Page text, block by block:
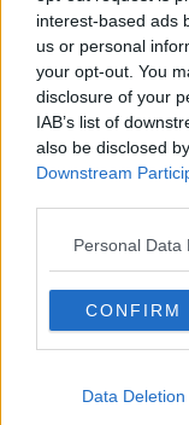
interest-based ads
us or personal
your opt-out. You
disclosure of your
IAB’s list of
also be disclosed
Downstream
Personal Data
CONFIRM
Data Deletion
Se vuoi leggere le
Newsletter
alle 20:00
Basta cliccareQUI
Ti potrebbe
Articoli dal Blog
Diario di una
Il tanguero che entra
Sedotti e
Dove andiamo